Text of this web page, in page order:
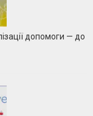
допомоги — до